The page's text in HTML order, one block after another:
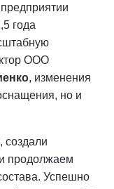
года
ООО
, изменения
но и
продолжаем
Успешно